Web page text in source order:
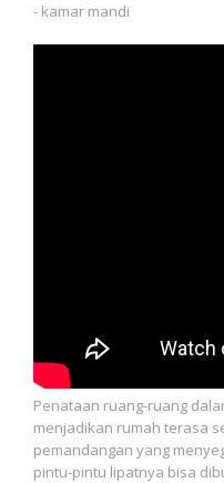
- kamar mandi
Penataan ruang-ruang
menjadikan rumah terasa
pemandangan yang
pintu-pintu lipatnya bisa